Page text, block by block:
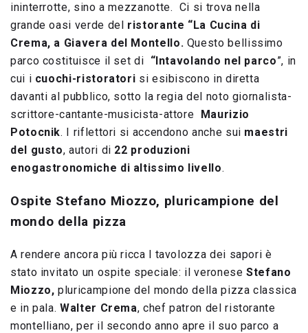
ininterrotte, sino a mezzanotte. Ci si trova nella
grande oasi verde del ristorante “La Cucina di
Crema, a Giavera del Montello. Questo bellissimo
parco costituisce il set di “Intavolando nel parco”, in
cui i cuochi-ristoratori si esibiscono in diretta
davanti al pubblico, sotto la regia del noto giornalista-
scrittore-cantante-musicista-attore Maurizio
Potocnik. I riflettori si accendono anche sui maestri
del gusto, autori di 22 produzioni
enogastronomiche di altissimo livello.
Ospite Stefano Miozzo, pluricampione del
mondo della pizza
A rendere ancora più ricca l tavolozza dei sapori è
stato invitato un ospite speciale: il veronese Stefano
Miozzo,pluricampione del mondo della pizza classica
e in pala.Walter Crema, chef patron del ristorante
montelliano, per il secondo anno apre il suo parco a